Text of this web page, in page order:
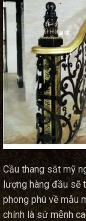
Cầu thang sắt mỹ
lượng hàng đầu sẽ
phong phú về mẫu
chính là sứ mệnh